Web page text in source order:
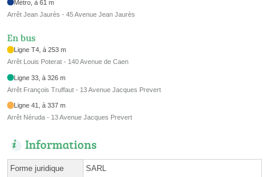
Métro, à 61 m
Arrêt Jean Jaurès - 45 Avenue Jean Jaurès
En bus
Ligne T4, à 253 m
Arrêt Louis Poterat - 140 Avenue de Caen
Ligne 33, à 326 m
Arrêt François Truffaut - 13 Avenue Jacques Prevert
Ligne 41, à 337 m
Arrêt Néruda - 13 Avenue Jacques Prevert
Informations
Forme juridique SARL